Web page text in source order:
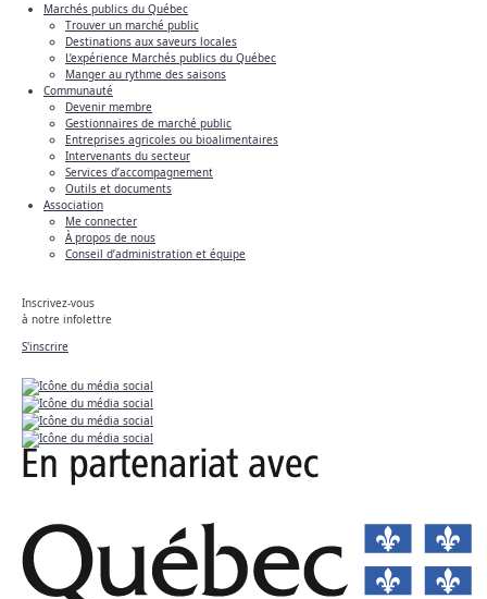
Marchés publics du Québec
Trouver un marché public
Destinations aux saveurs locales
L’expérience Marchés publics du Québec
Manger au rythme des saisons
Communauté
Devenir membre
Gestionnaires de marché public
Entreprises agricoles ou bioalimentaires
Intervenants du secteur
Services d’accompagnement
Outils et documents
Association
Me connecter
À propos de nous
Conseil d’administration et équipe
Inscrivez-vous
à notre infolettre
S'inscrire